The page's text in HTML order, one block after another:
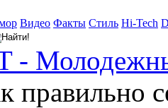
Видео Факты Стиль Hi-Tech
-
правильно